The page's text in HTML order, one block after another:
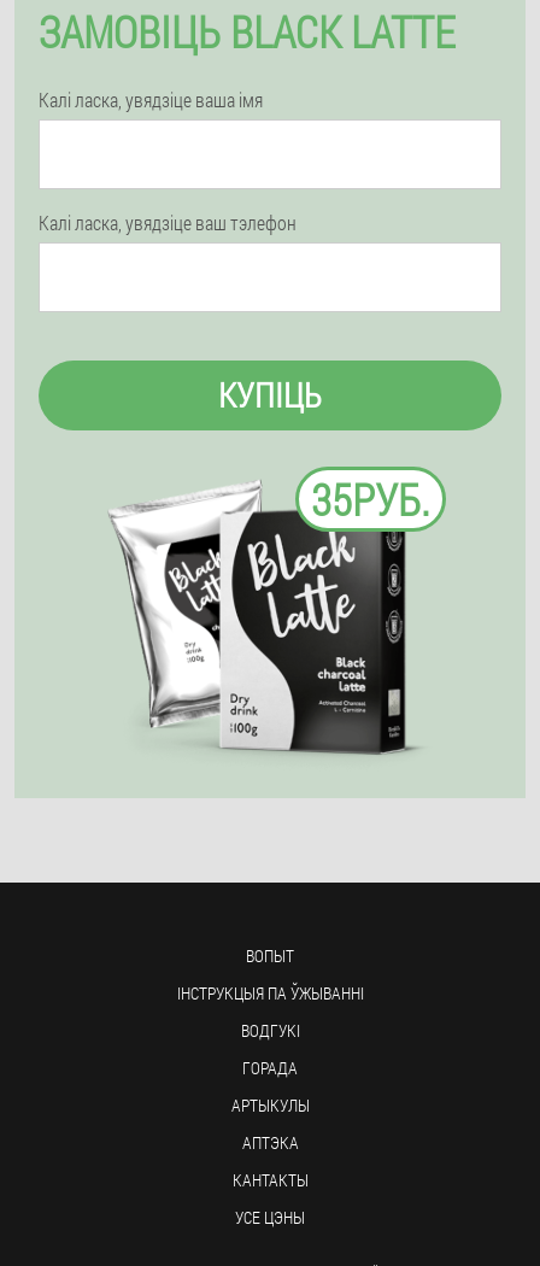
ЗАМОВІЦЬ BLACK LATTE
Калі ласка, увядзіце ваша імя
Калі ласка, увядзіце ваш тэлефон
КУПІЦЬ
35РУБ.
ВОПЫТ
ІНСТРУКЦЫЯ ПА ЎЖЫВАННІ
ВОДГУКІ
ГОРАДА
АРТЫКУЛЫ
АПТЭКА
КАНТАКТЫ
УСЕ ЦЭНЫ